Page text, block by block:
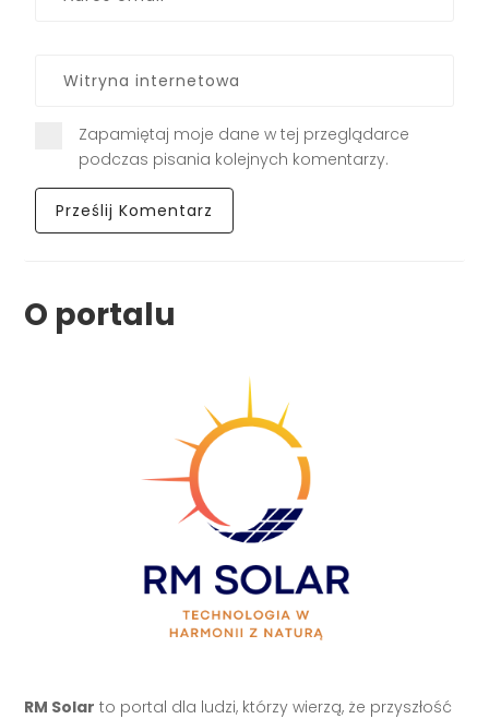
Zapamiętaj moje dane w tej przeglądarce
podczas pisania kolejnych komentarzy.
O portalu
RM Solar to portal dla ludzi, którzy wierzą, że przyszłość